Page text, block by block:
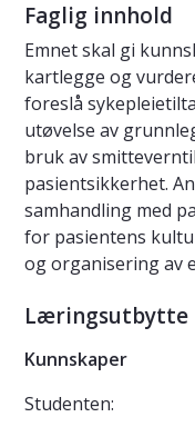
Faglig innhold
Emnet skal gi
kartlegge og
foreslå
utøvelse av
bruk av
pasientsikkerhet.
samhandling med
for pasientens
og organisering av
Læringsutbytte
Kunnskaper
Studenten: